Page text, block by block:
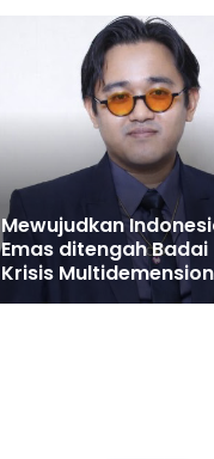
Mewujudkan
Emas ditengah Badai
Krisis
Mungkinkah ?